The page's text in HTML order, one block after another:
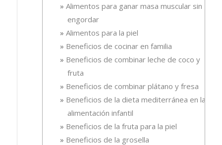
Alimentos para ganar masa muscular sin
engordar
Alimentos para la piel
Beneficios de cocinar en familia
Beneficios de combinar leche de coco y
fruta
Beneficios de combinar plátano y fresa
Beneficios de la dieta mediterránea en la
alimentación infantil
Beneficios de la fruta para la piel
Beneficios de la grosella